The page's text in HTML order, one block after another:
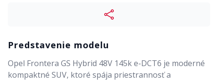
Predstavenie modelu
Opel Frontera GS Hybrid 48V 145k e-DCT6 je moderné
kompaktné SUV, ktoré spája priestrannosť a